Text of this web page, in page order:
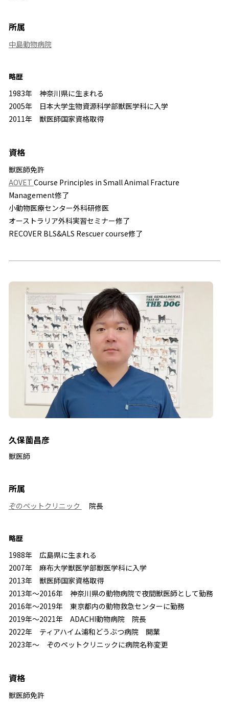
所属
中島動物病院
略歴
1983年 神奈川県に生まれる
2005年 日本大学生物資源科学部獣医学科に入学
2011年 獣医師国家資格取得
資格
獣医師免許
AOVET Course Principles in Small Animal Fracture
Management修了
小動物医療センター外科研修医
オーストラリア外科実習セミナー修了
RECOVER BLS&ALS Rescuer course修了
久保薗昌彦
獣医師
所属
ぞのペットクリニック 院長
略歴
1988年 広島県に生まれる
2007年 麻布大学獣医学部獣医学科に入学
2013年 獣医師国家資格取得
2013年～2016年 神奈川県の動物病院で夜間獣医師として勤務
2016年～2019年 東京都内の動物救急センターに勤務
2019年～2021年 ADACHI動物病院 院長
2022年 ティアハイム浦和どうぶつ病院 開業
2023年～ ぞのペットクリニックに病院名称変更
資格
獣医師免許